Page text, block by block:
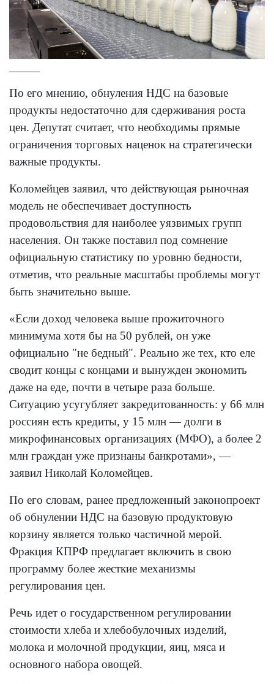
По его мнению, обнуления НДС на базовые
продукты недостаточно для сдерживания роста
цен. Депутат считает, что необходимы прямые
ограничения торговых наценок на стратегически
важные продукты.
Коломейцев заявил, что действующая рыночная
модель не обеспечивает доступность
продовольствия для наиболее уязвимых групп
населения. Он также поставил под сомнение
официальную статистику по уровню бедности,
отметив, что реальные масштабы проблемы могут
быть значительно выше.
«Если доход человека выше прожиточного
минимума хотя бы на 50 рублей, он уже
официально "не бедный". Реально же тех, кто еле
сводит концы с концами и вынужден экономить
даже на еде, почти в четыре раза больше.
Ситуацию усугубляет закредитованность: у 66 млн
россиян есть кредиты, у 15 млн — долги в
микрофинансовых организациях (МФО), а более 2
млн граждан уже признаны банкротами», —
заявил Николай Коломейцев.
По его словам, ранее предложенный законопроект
об обнулении НДС на базовую продуктовую
корзину является только частичной мерой.
Фракция КПРФ предлагает включить в свою
программу более жесткие механизмы
регулирования цен.
Речь идет о государственном регулировании
стоимости хлеба и хлебобулочных изделий,
молока и молочной продукции, яиц, мяса и
основного набора овощей.